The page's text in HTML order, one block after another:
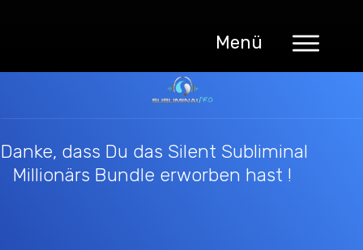
Menü
Danke, dass Du das Silent Subliminal
Millionärs Bundle erworben hast !